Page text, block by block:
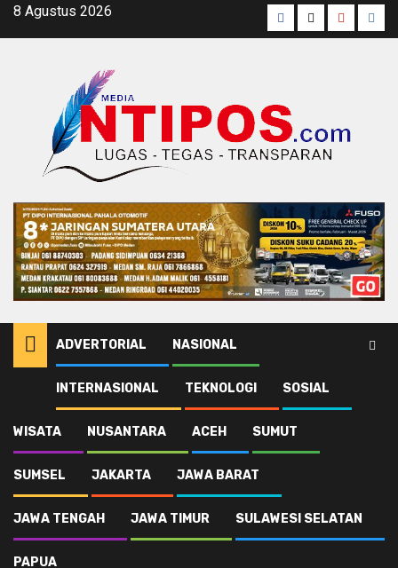
Skip8 Agustus 2026 Facebook
TwitterYoutube
ADVERTORIAL NASIONAL
INTERNASIONAL TEKNOLOGI SOSIAL
WISATA NUSANTARA ACEH SUMUT
SUMSEL JAKARTA JAWA BARAT
JAWA TENGAH JAWA TIMUR SULAWESI SELATAN
PAPUA
Satgas 721/Makkasau
Satgas 721/Makkasau